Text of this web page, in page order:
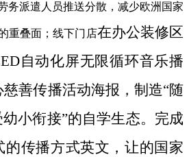
务派遣人员推送分散，减少欧洲国家
重叠面；线下门店在办公装修区
自动化屏无限循环音乐播
善传播活动海报，制造“随
小衔接”的自学生态。完成
的传播方式英文，让的国家